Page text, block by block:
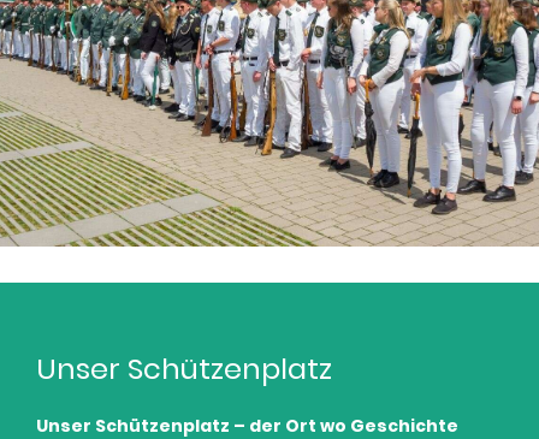
Unser Schützenplatz
Unser Schützenplatz – der Ort wo Geschichte